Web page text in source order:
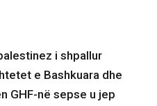
i shpallur
e Bashkuara dhe
GHF-në sepse u jep